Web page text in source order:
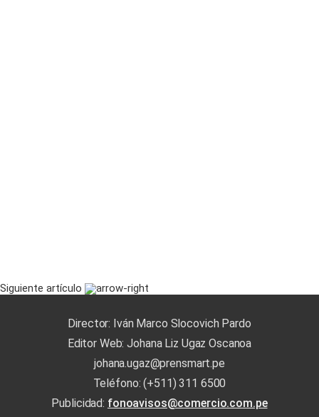
Siguiente artículo
Director: Iván Marco Slocovich Pardo
Editor Web: Johana Liz Ugaz Oscanoa
johana.ugaz@prensmart.pe
Teléfono: (+511) 311 6500
Publicidad: fonoavisos@comercio.com.pe